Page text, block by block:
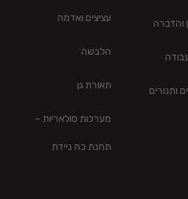
והדברה
ותנורים
עציצים ואדמה
הלבשה
תאורת גן
מערכות סולאריות –
תחנת כח ניידת